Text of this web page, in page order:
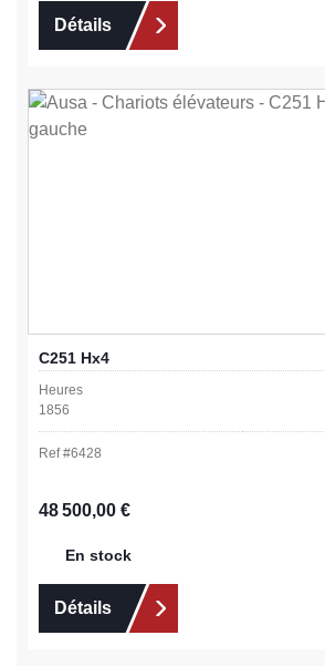
Détails
C251 Hx4
Heures
1856
Ref #6428
Prix régulier :
48 500,00 €
En stock
Détails